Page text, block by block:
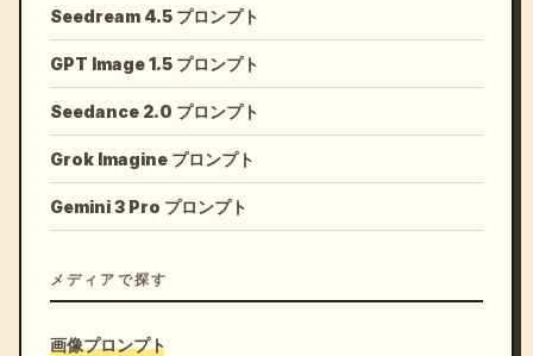
Seedream 4.5 プロンプト
GPT Image 1.5 プロンプト
Seedance 2.0 プロンプト
Grok Imagine プロンプト
Gemini 3 Pro プロンプト
メディアで探す
画像プロンプト